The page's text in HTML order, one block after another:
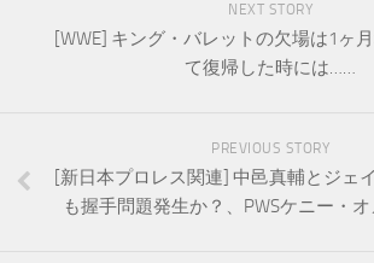
NEXT STORY
[WWE] キング・バレットの欠場は1ヶ
て復帰した時には……
PREVIOUS STORY
[新日本プロレス関連] 中邑真輔とジェ
も握手問題発生か？、PWSケニー・